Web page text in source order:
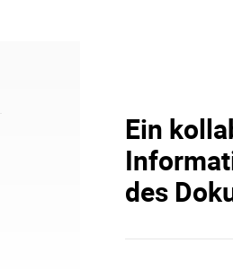
Ein
des